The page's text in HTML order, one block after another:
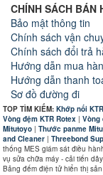
CHÍNH SÁCH BÁN
Bảo mật thông tin
Chính sách vận
Chính sách đổi trả
Hướng dẫn mua
Hướng dẫn thanh
Sơ đồ đường đi
TOP TÌM KIẾM:Khớp nối
Vòng đệm KTR Rotex | Vòng
Mitutoyo |Thước panme
and Cleaner |Threebond
thống MES giám sát điều
vụ sửa chữa máy - cải tiến
Bảng đếm điện tử hiển thị